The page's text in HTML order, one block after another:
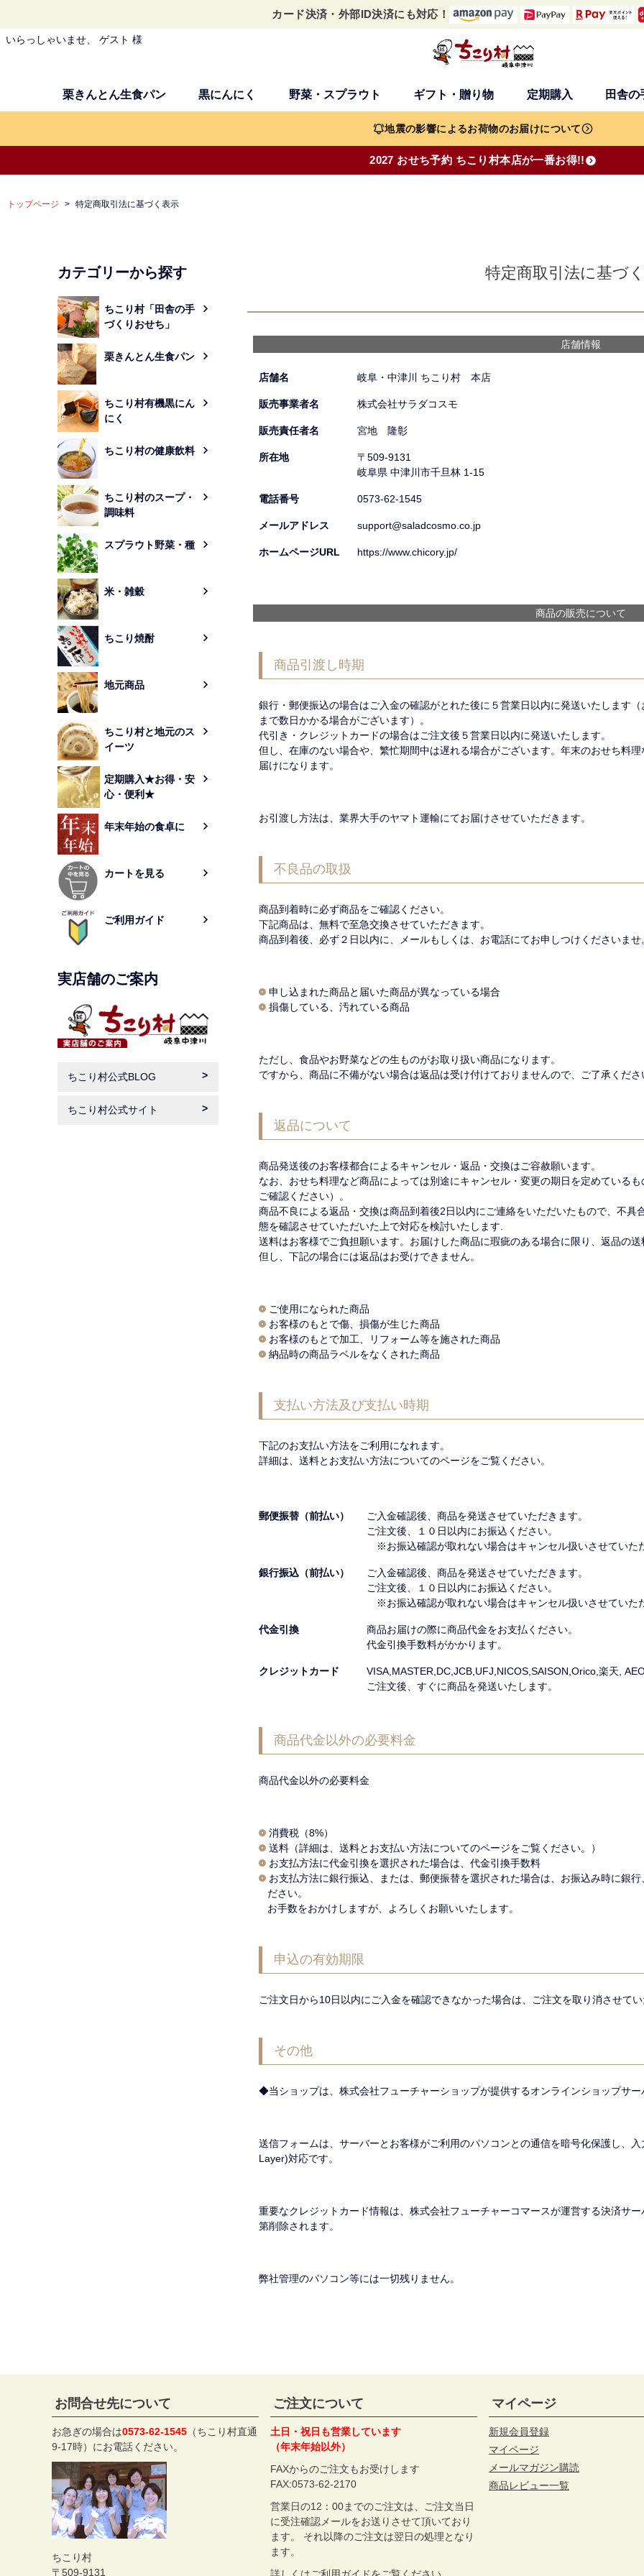
カード決済・外部ID決済にも対応！
いらっしゃいませ、 ゲスト 様
栗きんとん生食パン 黒にんにく 野菜・スプラウト ギフト・贈り物 定期購入 田舎の
検索
地震の影響によるお荷物のお届けについて
2027 おせち予約 ちこり村本店が一番お得!!
トップページ 特定商取引法に基づく表示
カテゴリーから探す
ちこり村「田舎の手
づくりおせち」
栗きんとん生食パン
ちこり村有機黒にん
にく
ちこり村の健康飲料
ちこり村のスープ・
調味料
スプラウト野菜・種
米・雑穀
ちこり焼酎
地元商品
ちこり村と地元のス
イーツ
定期購入★お得・安
心・便利★
年末年始の食卓に
カートを見る
ご利用ガイド
実店舗のご案内
ちこり村公式BLOG
ちこり村公式サイト
特定商取引法に基づ
店舗情報
店舗名 岐阜・中津川 ちこり村 本店
販売事業者名 株式会社サラダコスモ
販売責任者名 宮地 隆彰
所在地
〒509-9131
岐阜県 中津川市千旦林 1-15
電話番号 0573-62-1545
メールアドレス support@saladcosmo.co.jp
ホームページURL https://www.chicory.jp/
商品の販売について
商品引渡し時期
銀行・郵便振込の場合はご入金の確認がとれた後に５営業日以内に発送いたします
まで数日かかる場合がございます）。
代引き・クレジットカードの場合はご注文後５営業日以内に発送いたします。
但し、在庫のない場合や、繁忙期間中は遅れる場合がございます。年末のおせち料
届けになります。
お引渡し方法は、業界大手のヤマト運輸にてお届けさせていただきます。
不良品の取扱
商品到着時に必ず商品をご確認ください。
下記商品は、無料で至急交換させていただきます。
商品到着後、必ず２日以内に、メールもしくは、お電話にてお申しつけくださいませ
申し込まれた商品と届いた商品が異なっている場合
損傷している、汚れている商品
ただし、食品やお野菜などの生ものがお取り扱い商品になります。
ですから、商品に不備がない場合は返品は受け付けておりませんので、ご了承くださ
返品について
商品発送後のお客様都合によるキャンセル・返品・交換はご容赦願います。
なお、おせち料理など商品によっては別途にキャンセル・変更の期日を定めている
ご確認ください）。
商品不良による返品・交換は商品到着後2日以内にご連絡をいただいたもので、不
態を確認させていただいた上で対応を検討いたします.
送料はお客様でご負担願います。お届けした商品に瑕疵のある場合に限り、返品の
但し、下記の場合には返品はお受けできません。
ご使用になられた商品
お客様のもとで傷、損傷が生じた商品
お客様のもとで加工、リフォーム等を施された商品
納品時の商品ラベルをなくされた商品
支払い方法及び支払い時期
下記のお支払い方法をご利用になれます。
詳細は、送料とお支払い方法についてのページをご覧ください。
郵便振替（前払い）
ご入金確認後、商品を発送させていただきます。
ご注文後、１０日以内にお振込ください。
※お振込確認が取れない場合はキャンセル扱いさせていた
銀行振込（前払い）
ご入金確認後、商品を発送させていただきます。
ご注文後、１０日以内にお振込ください。
※お振込確認が取れない場合はキャンセル扱いさせていた
代金引換
商品お届けの際に商品代金をお支払ください。
代金引換手数料がかかります。
クレジットカード
VISA,MASTER,DC,JCB,UFJ,NICOS,SAISON,Orico,楽天,
ご注文後、すぐに商品を発送いたします。
商品代金以外の必要料金
商品代金以外の必要料金
消費税（8%）
送料（詳細は、送料とお支払い方法についてのページをご覧ください。）
お支払方法に代金引換を選択された場合は、代金引換手数料
お支払方法に銀行振込、または、郵便振替を選択された場合は、お振込み時に銀
ださい。
お手数をおかけしますが、よろしくお願いいたします。
申込の有効期限
ご注文日から10日以内にご入金を確認できなかった場合は、ご注文を取り消させてい
その他
◆当ショップは、株式会社フューチャーショップが提供するオンラインショップサー
送信フォームは、サーバーとお客様がご利用のパソコンとの通信を暗号化保護し、
Layer)対応です。
重要なクレジットカード情報は、株式会社フューチャーコマースが運営する決済サ
第削除されます。
弊社管理のパソコン等には一切残りません。
お問合せ先について
お急ぎの場合は0573-62-1545 （ちこり村直通
9-17時）にお電話ください。
ちこり村
509-9131
ご注文について
土日・祝日も営業しています
（年末年始以外）
FAXからのご注文もお受けします
FAX:0573-62-2170
営業日の12：00までのご注文は、ご注文当日
に受注確認メールをお送りさせて頂いており
ます。 それ以降のご注文は翌日の処理となり
ます。
詳しくは ご利用ガイドをご覧ください。
マイページ
新規会員登録
マイページ
メールマガジン購読
商品レビュー一覧